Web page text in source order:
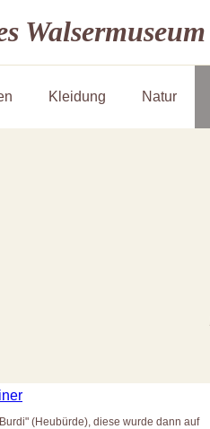
Walsermuseum
Kleidung Natur
(Heubürde), diese wurde dann auf